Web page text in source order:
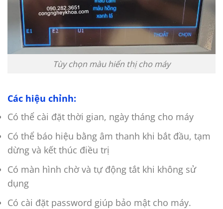
Tùy chọn màu hiển thị cho máy
Các hiệu chỉnh:
Có thể cài đặt thời gian, ngày tháng cho máy
Có thể báo hiệu bằng âm thanh khi bắt đầu, tạm
dừng và kết thúc điều trị
Có màn hình chờ và tự động tắt khi không sử
dụng
Có cài đặt password giúp bảo mật cho máy.